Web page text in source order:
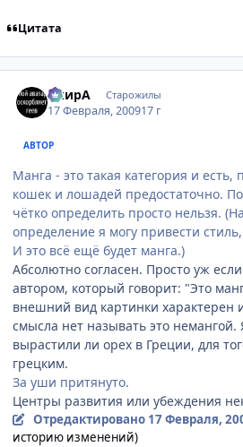
Цитата
АкирА Старожилы
17 Февраля, 200917 г
АВТОР
Манга - это такая категория и есть,
кошек и лошадей предостаточно.
чётко определить просто нельзя.
определение я могу привести
И это всё ещё будет манга.)
Абсолютно согласен. Просто уж
автором, который говорит: "Это
внешний вид картинки характерен
смысла нет называть это
вырастили ли орех в Греции, для
грецким.
За уши притянуто.
Центры развития или убеждения
Отредактировано 17 Февраля,
историю изменений)